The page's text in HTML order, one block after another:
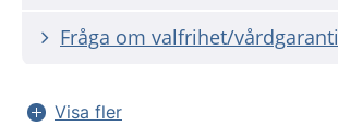
Fråga om valfrihet/vårdgaranti
Visa fler